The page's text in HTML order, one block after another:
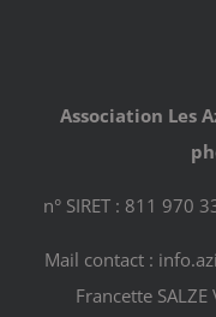
Association Les
n° SIRET : 811 970
Mail contact :
Francette